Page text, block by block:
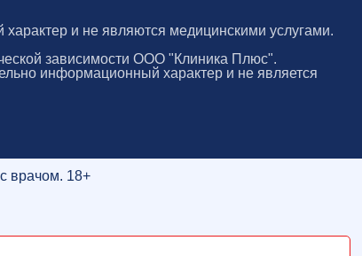
и не являются медицинскими услугами.
зависимости ООО "Клиника Плюс".
информационный характер и не является
врачом. 18+